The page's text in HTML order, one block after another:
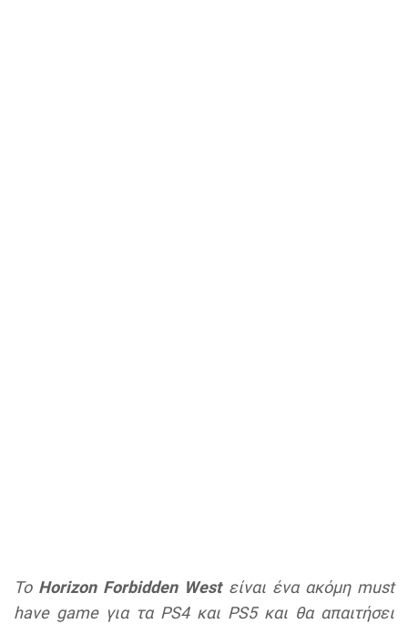
Το Horizon Forbidden Westείναι ένα ακόμη must
have game για τα PS4 και PS5 και θα απαιτήσει